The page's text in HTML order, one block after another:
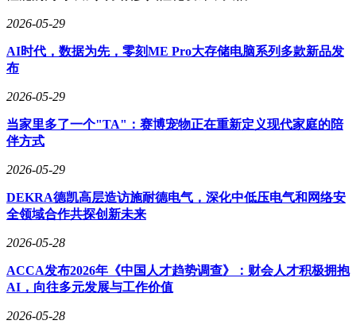
2026-05-29
AI时代，数据为先，零刻ME Pro大存储电脑系列多款新品发
布
2026-05-29
当家里多了一个"TA"：赛博宠物正在重新定义现代家庭的陪
伴方式
2026-05-29
DEKRA德凯高层造访施耐德电气，深化中低压电气和网络安
全领域合作共探创新未来
2026-05-28
ACCA发布2026年《中国人才趋势调查》：财会人才积极拥抱
AI，向往多元发展与工作价值
2026-05-28